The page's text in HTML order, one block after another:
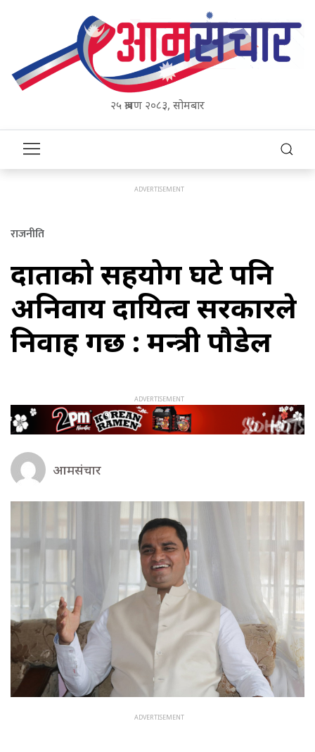
२५ श्रावण २०८३, सोमबार
राजनीति
दाताको सहयोग घटे पनि
अनिवार्य दायित्व सरकारले
निर्वाह गर्छ : मन्त्री पौडेल
आमसंचार